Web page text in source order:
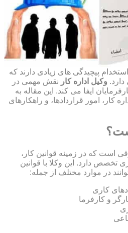
پیچیدگی های زیادی دارند که
وکیل اداره کار نقش مهمی در
ایفا می کند. این مقاله به
کار، امور قراردادها، و راهکارهای
است که در زمینه قوانین کار،
تخصص دارد. این وکلا با قوانین
در موارد مختلف از جمله:
کاری
و کارفرما